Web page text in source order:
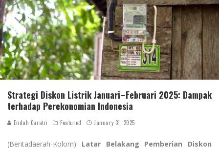
Strategi Diskon Listrik Januari–Februari 2025: Dampak
terhadap Perekonomian Indonesia
Endah Caratri Featured January 31, 2025
(Beritadaerah-Kolom) Latar Belakang Pemberian Diskon